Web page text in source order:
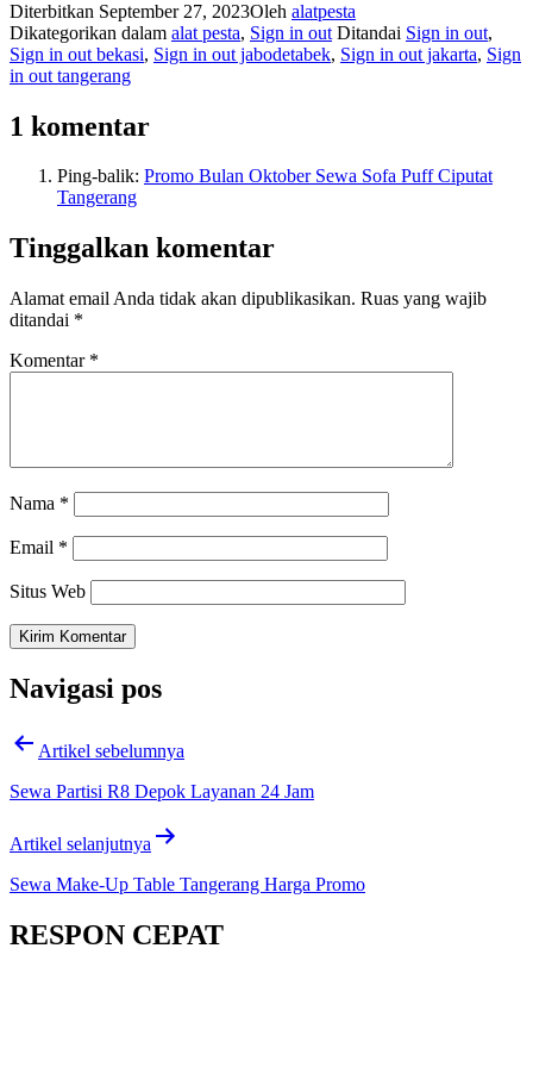
Diterbitkan September 27, 2023Oleh alatpesta
Dikategorikan dalam alat pesta, Sign in out Ditandai Sign in out,
Sign in out bekasi, Sign in out jabodetabek, Sign in out jakarta, Sign
in out tangerang
1 komentar
Ping-balik: Promo Bulan Oktober Sewa Sofa Puff Ciputat
Tangerang
Tinggalkan komentar
Alamat email Anda tidak akan dipublikasikan. Ruas yang wajib
ditandai *
Komentar *
Nama *
Email *
Situs Web
Navigasi pos
Artikel sebelumnya
Sewa Partisi R8 Depok Layanan 24 Jam
Artikel selanjutnya
Sewa Make-Up Table Tangerang Harga Promo
RESPON CEPAT